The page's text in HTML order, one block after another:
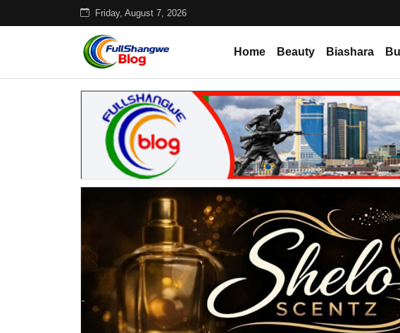
Friday, August 7, 2026
Home Beauty Biashara